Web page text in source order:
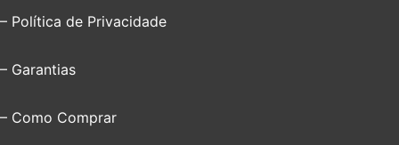
– Política de Privacidade
– Garantias
– Como Comprar